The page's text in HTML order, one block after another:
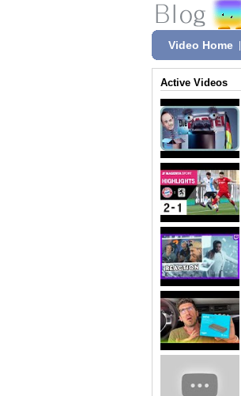
Video Home
Active Videos